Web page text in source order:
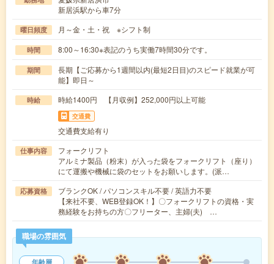
新居浜駅から車7分
曜日頻度 月～金・土・祝 ※シフト制
時間 8:00～16:30※表記のうち実働7時間30分です。
期間
長期【ご応募から1週間以内(最短2日目)のスピード就業が可
能】即日～
時給 時給1400円 【月収例】252,000円以上可能
交通費
交通費支給有り
仕事内容
フォークリフト
アルミナ製品（粉末）が入った袋をフォークリフト（座り）
にて運搬や機械に袋のセットをお願いします。(派…
応募資格
ブランクOK / パソコンスキル不要 / 英語力不要
【来社不要、WEB登録OK！】〇フォークリフトの資格・実
務経験をお持ちの方〇フリーター、主婦(夫) …
職場の雰囲気
年齢層